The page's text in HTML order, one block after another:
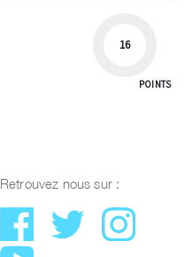
16
POINTS
Retrouvez nous sur :